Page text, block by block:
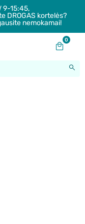
9-15:45,
DROGAS kortelės?
nemokamai!
0